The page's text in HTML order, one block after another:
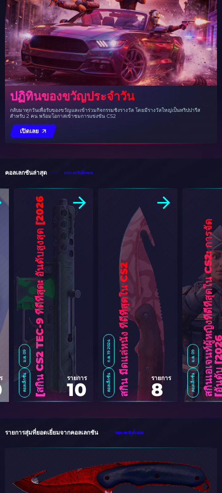
ปฏิทินของขวัญประจำวัน
กลับมาทุกวันเพื่อรับของขวัญและเข้าร่วมกิจกรรมชิงรางวัล โดยมีรางวัลใหญ่เป็นทริปปารีส
สำหรับ 2 คน พร้อมโอกาสเข้าชมการแข่งขัน CS2
เปิดเลย
คอลเลกชันล่าสุด คอลเลกชันทั้งหมด
ม.ค. 09
คอลเล็กชั่น ส
กิ
น
เ
อ
เ
จ
น
ท์
ผู้
ห
ญิ
ง
ที่
ดี
ที่
สุ
ด
ใ
น
C
S
2
:
ก
า
ร
จั
ด
อั
น
ดั
บ
[
2
0
2
ก.ค. 19 2024
คอลเล็กชั่น สกิน มีดแล่หนัง ที่ดีที่สุดใน CS2 รายการ
8
ม.ค. 09
คอลเล็กชั่น
ส
กิ
น
C
S
2
T
E
C
-
9
ที่
ดี
ที่
สุ
ด
:
อั
น
ดั
บ
สู
ง
สุ
ด
[
2
0
2
6
] รายการ
10
รายการสุ่มที่ยอดเยี่ยมจากคอลเลกชัน คอลเลกชันทั้งหมด